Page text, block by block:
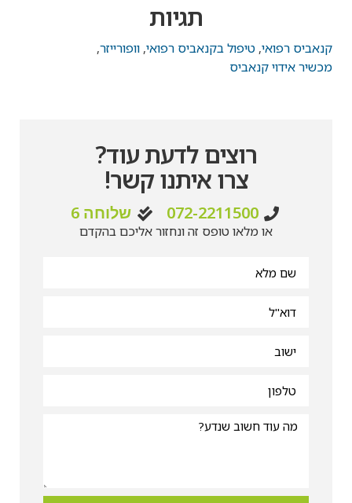
תגיות
קנאביס רפואי, טיפול בקנאביס רפואי, וופורייזר,
מכשיר אידוי קנאביס
רוצים לדעת עוד?
צרו איתנו קשר!
072-2211500 שלוחה 6
או מלאו טופס זה ונחזור אליכם בהקדם